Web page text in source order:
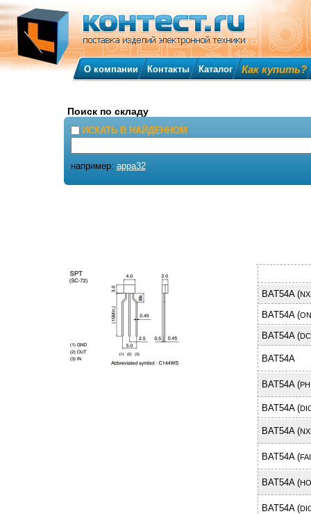
BAT54A (
BAT54A (
BAT54A (
BAT54A
BAT54A (
BAT54A (
BAT54A (
BAT54A (
BAT54A (
BAT54A (
О компании Контакты Каталог Как купить?
Поиск по складу
ИСКАТЬ В НАЙДЕННОМ
например: appa32